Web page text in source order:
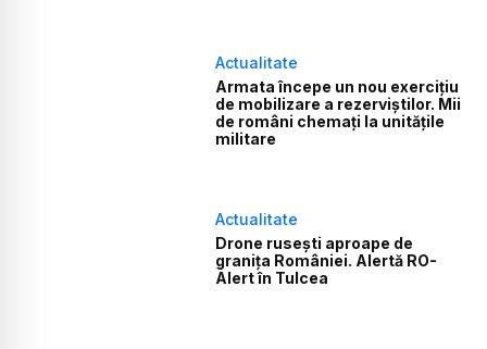
Actualitate
Armata începe un nou exercițiu
de mobilizare a rezerviștilor. Mii
de români chemați la unitățile
militare
Actualitate
Drone rusești aproape de
granița României. Alertă RO-
Alert în Tulcea